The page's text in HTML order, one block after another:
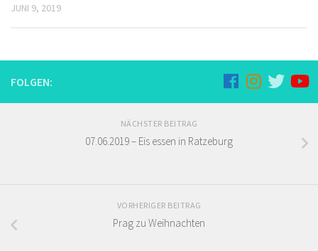
JUNI 9, 2019
FOLGEN:
NÄCHSTER BEITRAG
07.06.2019 – Eis essen in Ratzeburg
VORHERIGER BEITRAG
Prag zu Weihnachten